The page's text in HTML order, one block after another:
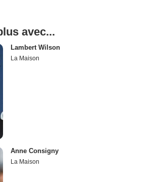
avec...
Lambert Wilson
La Maison
Anne Consigny
La Maison